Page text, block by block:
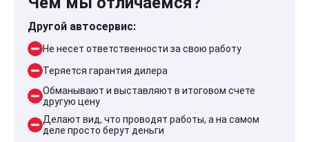
Другой автосервис:
Не несет ответственности за свою работу
Теряется гарантия дилера
Обманывают и выставляют в итоговом счете
другую цену
Делают вид, что проводят работы, а на самом
деле просто берут деньги